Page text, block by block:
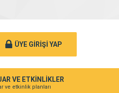
ÜYE GİRİŞİ YAP
VE ETKİNLİKLER
ve etkinlik planları